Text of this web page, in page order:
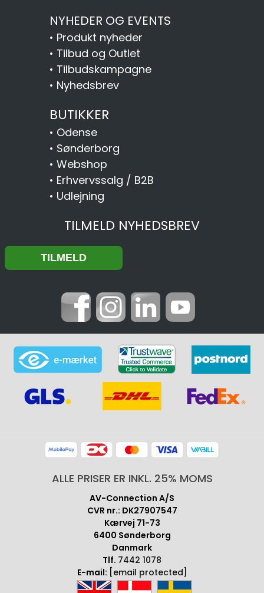
NYHEDER OG EVENTS
• Produkt nyheder
• Tilbud og Outlet
• Tilbudskampagne
• Nyhedsbrev
BUTIKKER
• Odense
• Sønderborg
• Webshop
• Erhvervssalg / B2B
• Udlejning
TILMELD NYHEDSBREV
ALLE PRISER ER INKL. 25% MOMS
AV-Connection A/S
CVR nr.: DK27907547
Kærvej 71-73
6400 Sønderborg
Danmark
Tlf. 7442 1078
E-mail: [email protected]